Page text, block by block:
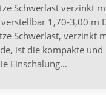
Schwerlast verzinkt
1,70-3,00 m
Schwerlast, verzinkt
ist die kompakte und
Einschalung…